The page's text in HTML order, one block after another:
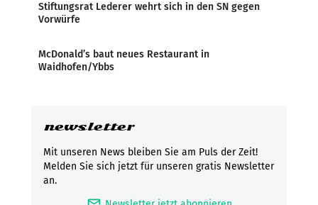
Stiftungsrat Lederer wehrt sich in den SN gegen
Vorwürfe
McDonald’s baut neues Restaurant in
Waidhofen/Ybbs
newsletter
Mit unseren News bleiben Sie am Puls der Zeit!
Melden Sie sich jetzt für unseren gratis Newsletter
an.